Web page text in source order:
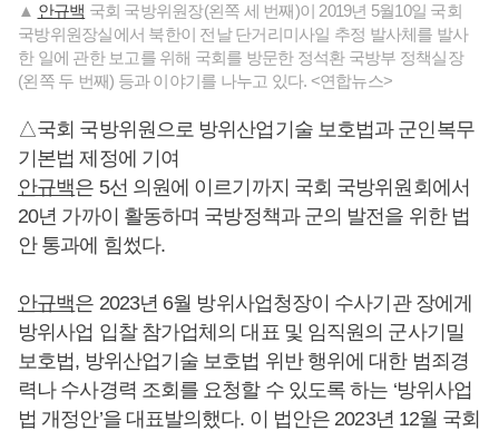
▲ 안규백 국회 국방위원장(왼쪽 세 번째)이 2019년 5월10일 국회
국방위원장실에서 북한이 전날 단거리미사일 추정 발사체를 발사
한 일에 관한 보고를 위해 국회를 방문한 정석환 국방부 정책실장
(왼쪽 두 번째) 등과 이야기를 나누고 있다. <연합뉴스>
△국회 국방위원으로 방위산업기술 보호법과 군인복무
기본법 제정에 기여
안규백은 5선 의원에 이르기까지 국회 국방위원회에서
20년 가까이 활동하며 국방정책과 군의 발전을 위한 법
안 통과에 힘썼다.
안규백은 2023년 6월 방위사업청장이 수사기관 장에게
방위사업 입찰 참가업체의 대표 및 임직원의 군사기밀
보호법, 방위산업기술 보호법 위반 행위에 대한 범죄경
력나 수사경력 조회를 요청할 수 있도록 하는 ‘방위사업
법 개정안’을 대표발의했다. 이 법안은 2023년 12월 국회